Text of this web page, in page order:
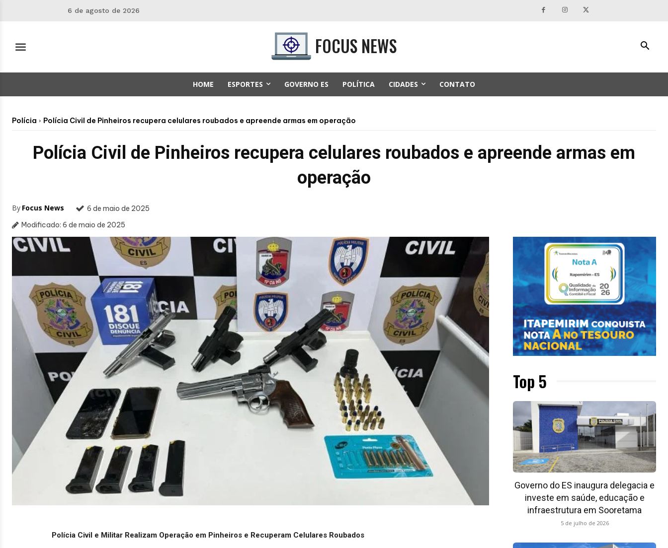
6 de agosto de 2026
FOCUS NEWS
HOME ESPORTES GOVERNO ES POLÍTICA CIDADES CONTATO
Polícia Polícia Civil de Pinheiros recupera celulares roubados e apreende armas em operação
Polícia Civil de Pinheiros recupera celulares roubados e apreende armas em
operação
By Focus News
6 de maio de 2025
Modificado: 6 de maio de 2025
Polícia Civil e Militar Realizam Operação em Pinheiros e Recuperam Celulares Roubados
Top 5
Governo do ES inaugura delegacia e
investe em saúde, educação e
infraestrutura em Sooretama
5 de julho de 2026